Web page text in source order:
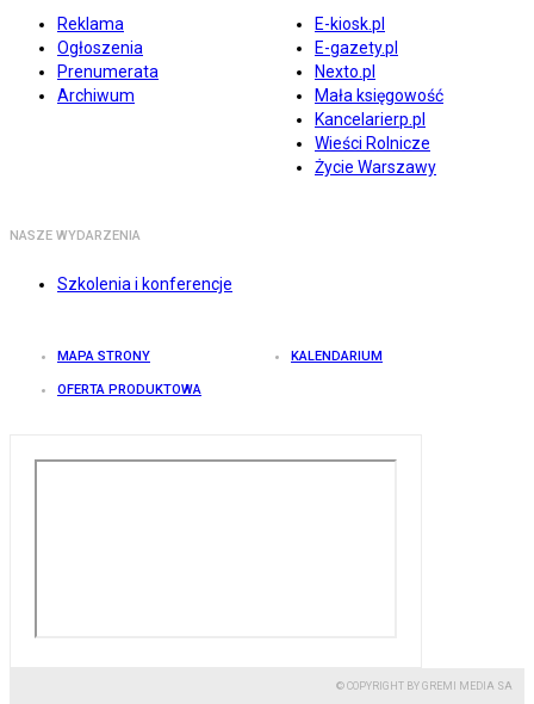
Reklama
Ogłoszenia
Prenumerata
Archiwum
E-kiosk.pl
E-gazety.pl
Nexto.pl
Mała księgowość
Kancelarierp.pl
Wieści Rolnicze
Życie Warszawy
NASZE WYDARZENIA
Szkolenia i konferencje
MAPA STRONY KALENDARIUM
OFERTA PRODUKTOWA
© COPYRIGHT BY GREMI MEDIA SA